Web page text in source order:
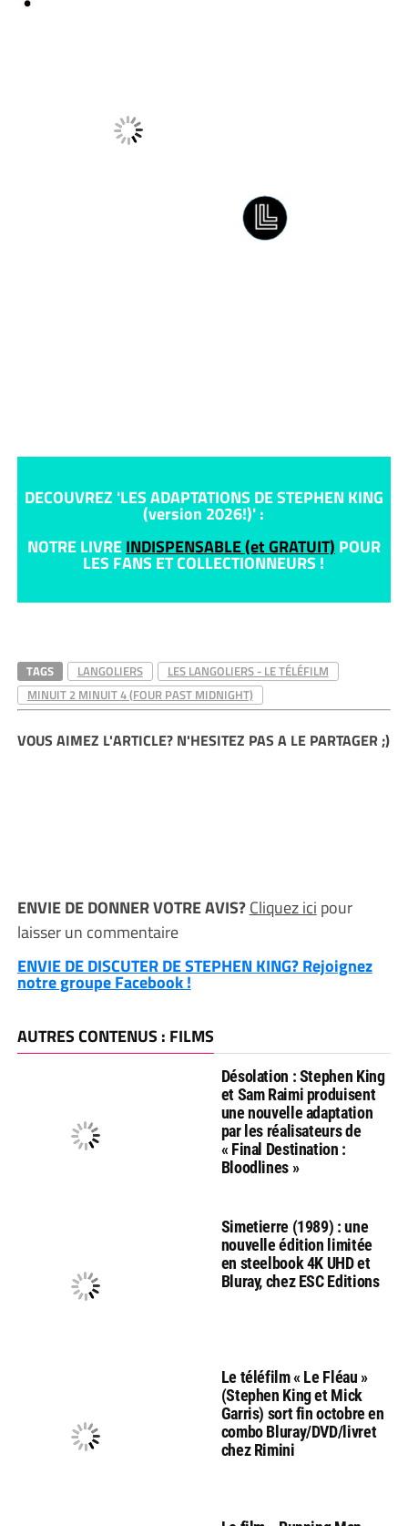
DECOUVREZ 'LES ADAPTATIONS DE STEPHEN KING
(version 2026!)' :
NOTRE LIVREINDISPENSABLE (et GRATUIT) POUR
LES FANS ET COLLECTIONNEURS !
TAGS LANGOLIERS
LES LANGOLIERS - LE TÉLÉFILM
MINUIT 2 MINUIT 4 (FOUR PAST MIDNIGHT)
VOUS AIMEZ L'ARTICLE? N'HESITEZ PAS A LE PARTAGER ;)
ENVIE DE DONNER VOTRE AVIS?Cliquez ici pour
laisser un commentaire
ENVIE DE DISCUTER DE STEPHEN KING? Rejoignez
notre groupe Facebook !
AUTRES CONTENUS : FILMS
Désolation : Stephen King
et Sam Raimi produisent
une nouvelle adaptation
par les réalisateurs de
« Final Destination :
Bloodlines »
Simetierre (1989) : une
nouvelle édition limitée
en steelbook 4K UHD et
Bluray, chez ESC Editions
Le téléfilm « Le Fléau »
(Stephen King et Mick
Garris) sort fin octobre en
combo Bluray/DVD/livret
chez Rimini